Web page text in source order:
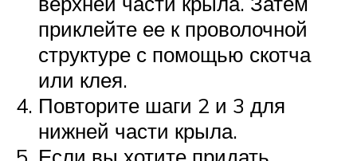
приклейте ее к проволочной
структуре с помощью скотча
или клея.
Повторите шаги 2 и 3 для
нижней части крыла.